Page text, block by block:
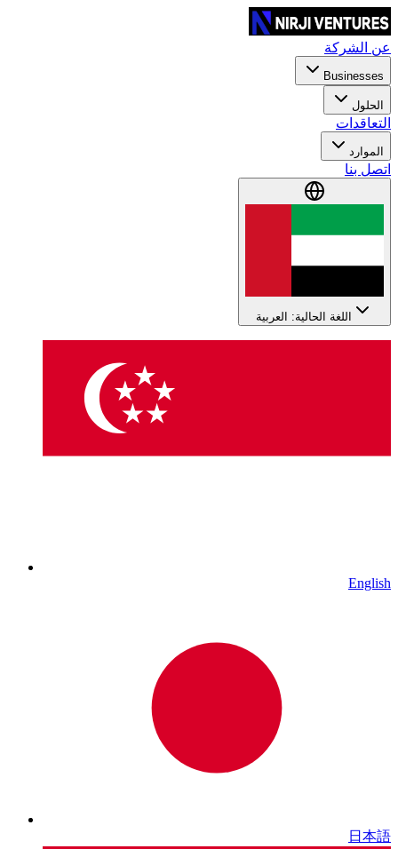
عن الشركة
Businesses
الحلول
التعاقدات
الموارد
اتصل بنا
اللغة الحالية: العربية
English
日本語